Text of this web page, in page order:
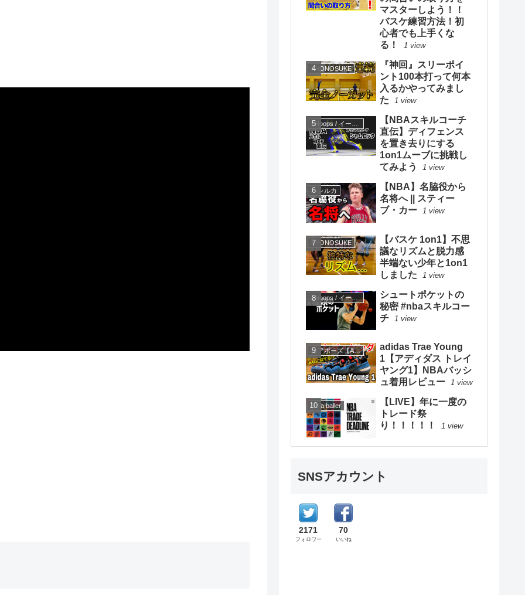
マスターしよう！！
バスケ練習方法！初
心者でも上手くな
る！
1 view
KYONOSUKE
『神回』スリーポイ
ント100本打って何本
入るかやってみまし
た
1 view
【NBAスキルコーチ
直伝】ディフェンス
を置き去りにする
1on1ムーブに挑戦し
てみよう
1 view
ハレルカ
【NBA】名脇役から
名将へ || スティー
ブ・カー 1 view
KYONOSUKE
【バスケ 1on1】不思
議なリズムと脱力感
半端ない少年と1on1
しました
1 view
eHoops / イー・フープス
シュートポケットの
秘密 #nbaスキルコー
チ
1 view
エアボーズ【Airbowz 】
adidas Trae Young
1【アディダス トレイ
ヤング1】NBAバッシ
ュ着用レビュー 1 view
Be a baller
【LIVE】年に一度の
トレード祭
り！！！！！
1 view
SNSアカウント
2171
フォロワー
70
いいね